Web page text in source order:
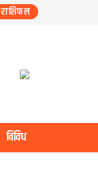
राशिफल
विविध